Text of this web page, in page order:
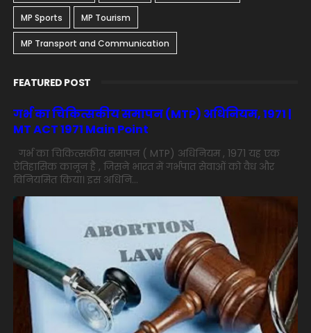
MP Sports MP Tourism
MP Transport and Communication
FEATURED POST
गर्भ का चिकित्सकीय समापन (MTP) अधिनियम, 1971 |
MT ACT 1971 Main Point
गर्भ का चिकित्सकीय समापन ( MTP) अधिनियम , 1971 यह एक
ऐतिहासिक कानून है , जिसने भारत में गर्भपात सेवाओं को वैध और
विनियमित किया। इस अधिनि...